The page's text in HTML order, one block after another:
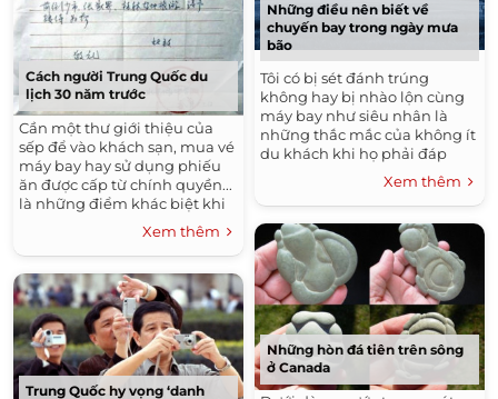
Cách người Trung Quốc du
lịch 30 năm trước
Cần một thư giới thiệu của
sếp để vào khách sạn, mua vé
máy bay hay sử dụng phiếu
ăn được cấp từ chính quyền...
là những điểm khác biệt khi
du lịch ở Trung Quốc vào ba
Xem thêm
Trung Quốc hy vọng ‘danh
Những điều nên biết về
chuyến bay trong ngày mưa
bão
Tôi có bị sét đánh trúng
không hay bị nhào lộn cùng
máy bay như siêu nhân là
những thắc mắc của không ít
du khách khi họ phải đáp
một chuyến bay vào ngày
Xem thêm
Những hòn đá tiên trên sông
ở Canada